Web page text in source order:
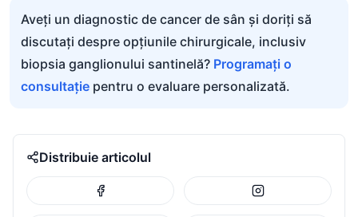
Aveți un diagnostic de cancer de sân și doriți să
discutați despre opțiunile chirurgicale, inclusiv
biopsia ganglionului santinelă? Programați o
consultație pentru o evaluare personalizată.
Distribuie articolul